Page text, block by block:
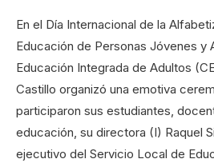
En el Día Internacional de la
Educación de Personas Jóvenes y
Educación Integrada de Adultos
Castillo organizó una emotiva
participaron sus estudiantes,
educación, su directora (I) Raquel
ejecutivo del Servicio Local de